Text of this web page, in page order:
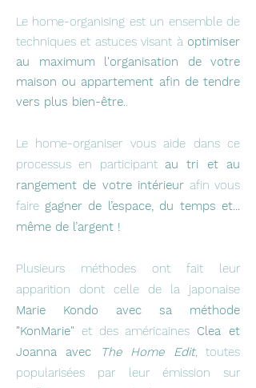
Le home-organising est un ensemble de
techniques et astuces visant à optimiser
au maximum l'organisation de votre
maison ou appartement afin de tendre
vers plus bien-être..
Le home-organiser vous aide dans ce
processus en participant au tri et au
rangement de votre intérieur afin vous
faire gagner de l’espace, du temps et...
même de l’argent !
Plusieurs méthodes ont fait leur
apparition dont celle de la japonaise
Marie Kondo avec sa méthode
"KonMarie" et des américaines Clea et
Joanna avec
The Home Edit, toutes
popularisées par leur émission sur